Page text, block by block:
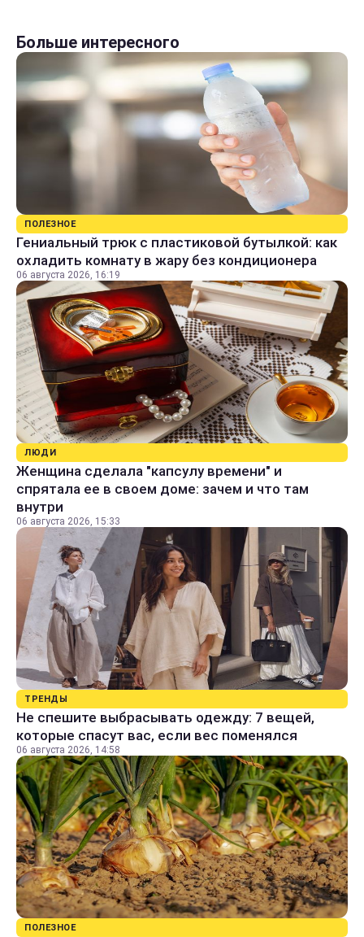
Больше интересного
ПОЛЕЗНОЕ
Гениальный трюк с пластиковой бутылкой: как
охладить комнату в жару без кондиционера
06 августа 2026, 16:19
ЛЮДИ
Женщина сделала "капсулу времени" и
спрятала ее в своем доме: зачем и что там
внутри
06 августа 2026, 15:33
ТРЕНДЫ
Не спешите выбрасывать одежду: 7 вещей,
которые спасут вас, если вес поменялся
06 августа 2026, 14:58
ПОЛЕЗНОЕ